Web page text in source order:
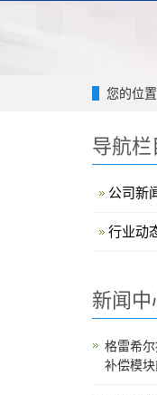
您的位置
导航栏
公司新
行业动
新闻中
格雷希
补偿模